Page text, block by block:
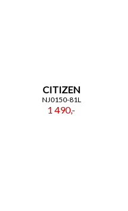
CITIZEN
NJ0150-81L
1 490,-